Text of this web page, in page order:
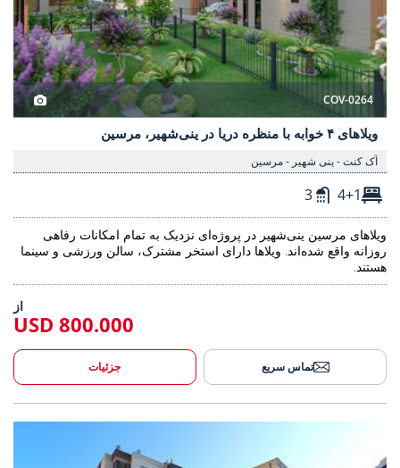
COV-0264
ویلاهای ۴ خوابه با منظره دریا در ینی‌شهیر، مرسین
آک کنت - ینی شهیر - مرسین
4+1
3
ویلاهای مرسین ینی‌شهیر در پروژه‌ای نزدیک به تمام امکانات رفاهی
روزانه واقع شده‌اند. ویلاها دارای استخر مشترک، سالن ورزشی و سینما
هستند.
از
800.000 USD
تماس سریع جزئیات